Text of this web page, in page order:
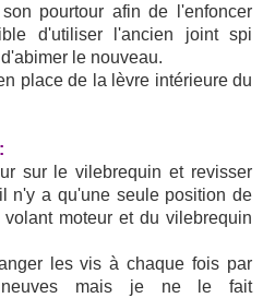
pourtour afin de l'enfoncer
d'utiliser l'ancien joint spi
le nouveau.
place de la lèvre intérieure du
sur le vilebrequin et revisser
n'y a qu'une seule position de
moteur et du vilebrequin
les vis à chaque fois par
neuves mais je ne le fait